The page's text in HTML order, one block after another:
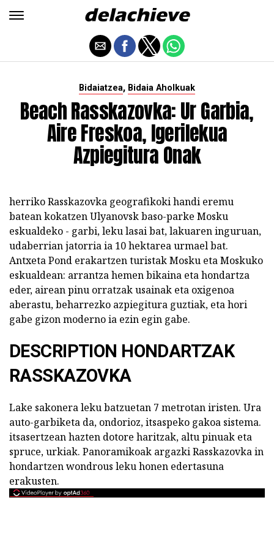
Bidaiatzea, Bidaia Aholkuak
Beach Rasskazovka: Ur Garbia,
Aire Freskoa, Igerilekua
Azpiegitura Onak
herriko Rasskazovka geografikoki handi eremu
batean kokatzen Ulyanovsk baso-parke Mosku
eskualdeko - garbi, leku lasai bat, lakuaren inguruan,
udaberrian jatorria ia 10 hektarea urmael bat.
Antxeta Pond erakartzen turistak Mosku eta Moskuko
eskualdean: arrantza hemen bikaina eta hondartza
eder, airean pinu orratzak usainak eta oxigenoa
aberastu, beharrezko azpiegitura guztiak, eta hori
gabe gizon moderno ia ezin egin gabe.
DESCRIPTION HONDARTZAK
RASSKAZOVKA
Lake sakonera leku batzuetan 7 metrotan iristen. Ura
auto-garbiketa da, ondorioz, itsaspeko gakoa sistema.
itsasertzean hazten dotore haritzak, altu pinuak eta
spruce, urkiak. Panoramikoak argazki Rasskazovka in
hondartzen wondrous leku honen edertasuna
erakusten.